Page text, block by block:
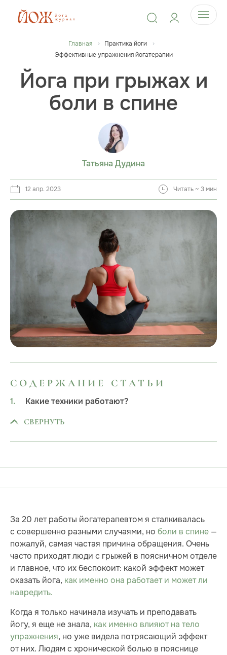
Главная
Практика йоги
Эффективные упражнения йогатерапии
Йога при грыжах и
боли в спине
Татьяна Дудина
12 апр. 2023 Читать ~ 3 мин
СОДЕРЖАНИЕ СТАТЬИ
Какие техники работают?
СВЕРНУТЬ
За 20 лет работы йогатерапевтом я сталкивалась
с совершенно разными случаями, но боли в спине —
пожалуй, самая частая причина обращения. Очень
часто приходят люди с грыжей в поясничном отделе
и главное, что их беспокоит: какой эффект может
оказать йога, как именно она работает и может ли
навредить.
Когда я только начинала изучать и преподавать
йогу, я еще не знала, как именно влияют на тело
упражнения, но уже видела потрясающий эффект
от них. Людям с хронической болью в пояснице